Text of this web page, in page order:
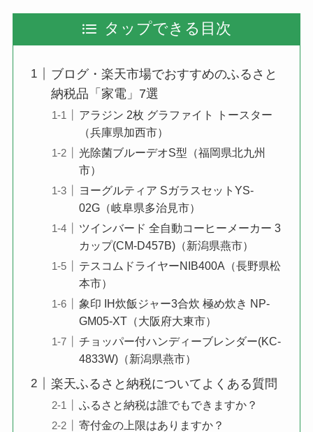
タップできる目次
ブログ・楽天市場でおすすめのふるさと
納税品「家電」7選
アラジン 2枚 グラファイト トースター
（兵庫県加西市）
光除菌ブルーデオS型（福岡県北九州
市）
ヨーグルティア SガラスセットYS-
02G（岐阜県多治見市）
ツインバード 全自動コーヒーメーカー 3
カップ(CM-D457B)（新潟県燕市）
テスコムドライヤーNIB400A（長野県松
本市）
象印 IH炊飯ジャー3合炊 極め炊き NP-
GM05-XT（大阪府大東市）
チョッパー付ハンディーブレンダー(KC-
4833W)（新潟県燕市）
楽天ふるさと納税についてよくある質問
ふるさと納税は誰でもできますか？
寄付金の上限はありますか？